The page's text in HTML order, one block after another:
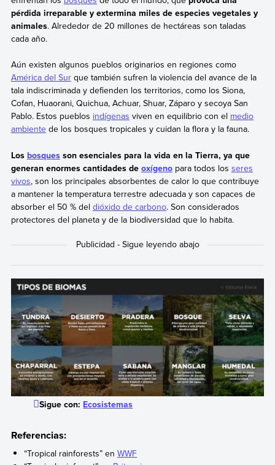
pérdida irreparable y extermina miles de especies vegetales y
animales. Alrededor de 20 millones de hectáreas son taladas
cada año.
Aún existen algunos pueblos originarios en regiones como
América del Surque también sufren la violencia del avance de la
tala indiscriminada y defienden los territorios, como los Siona,
Cofan, Huaorani, Quichua, Achuar, Shuar, Záparo y secoya San
Pablo. Estos pueblos indígenas viven en equilibrio con el medio
ambientede los bosques tropicales y cuidan la flora y la fauna.
Los bosquesson esenciales para la vida en la Tierra, ya que
generan enormes cantidades de oxígenopara todos los seres
vivos, son los principales absorbentes de calor lo que contribuye
a mantener la temperatura terrestre adecuada y son capaces de
absorber el 50 % del dióxido de carbono. Son considerados
protectores del planeta y de la biodiversidad que lo habita.
Sigue con: Ecosistemas
Referencias:
“Tropical rainforests” enWWF